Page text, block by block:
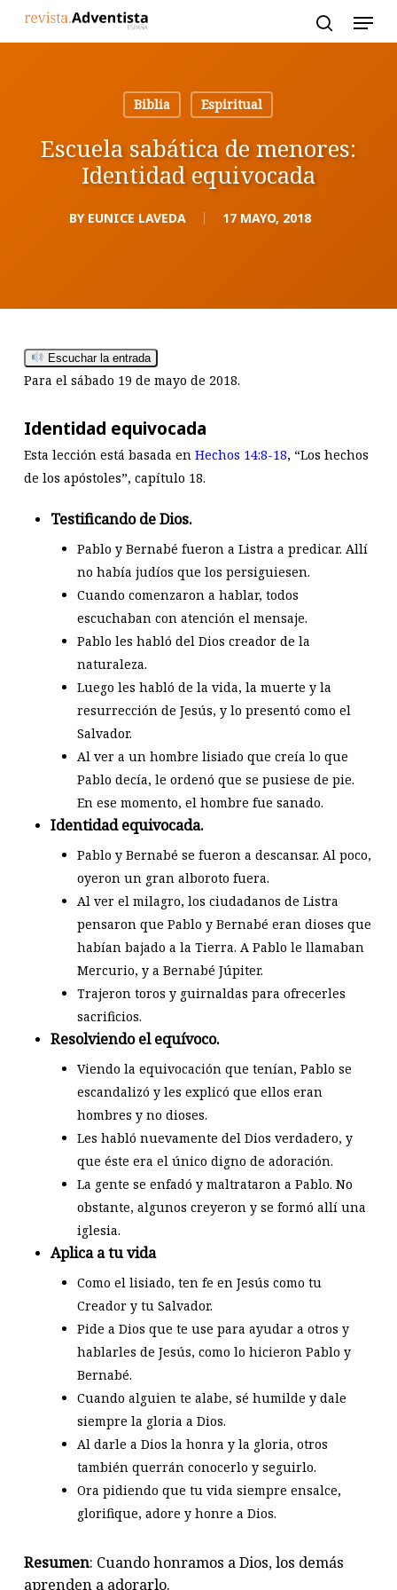
Biblia
Espiritual
Escuela sabática de menores:
Identidad equivocada
BY EUNICE LAVEDA 17 MAYO, 2018
Escuchar la entrada
Para el sábado 19 de mayo de 2018.
Identidad equivocada
Esta lección está basada en Hechos 14:8-18, “Los hechos
de los apóstoles”, capítulo 18.
Testificando de Dios.
Pablo y Bernabé fueron a Listra a predicar. Allí
no había judíos que los persiguiesen.
Cuando comenzaron a hablar, todos
escuchaban con atención el mensaje.
Pablo les habló del Dios creador de la
naturaleza.
Luego les habló de la vida, la muerte y la
resurrección de Jesús, y lo presentó como el
Salvador.
Al ver a un hombre lisiado que creía lo que
Pablo decía, le ordenó que se pusiese de pie.
En ese momento, el hombre fue sanado.
Identidad equivocada.
Pablo y Bernabé se fueron a descansar. Al poco,
oyeron un gran alboroto fuera.
Al ver el milagro, los ciudadanos de Listra
pensaron que Pablo y Bernabé eran dioses que
habían bajado a la Tierra. A Pablo le llamaban
Mercurio, y a Bernabé Júpiter.
Trajeron toros y guirnaldas para ofrecerles
sacrificios.
Resolviendo el equívoco.
Viendo la equivocación que tenían, Pablo se
escandalizó y les explicó que ellos eran
hombres y no dioses.
Les habló nuevamente del Dios verdadero, y
que éste era el único digno de adoración.
La gente se enfadó y maltrataron a Pablo. No
obstante, algunos creyeron y se formó allí una
iglesia.
Aplica a tu vida
Como el lisiado, ten fe en Jesús como tu
Creador y tu Salvador.
Pide a Dios que te use para ayudar a otros y
hablarles de Jesús, como lo hicieron Pablo y
Bernabé.
Cuando alguien te alabe, sé humilde y dale
siempre la gloria a Dios.
Al darle a Dios la honra y la gloria, otros
también querrán conocerlo y seguirlo.
Ora pidiendo que tu vida siempre ensalce,
glorifique, adore y honre a Dios.
Resumen: Cuando honramos a Dios, los demás
aprenden a adorarlo.